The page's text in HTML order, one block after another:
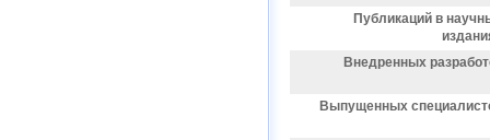
Публикаций в
Внедренных
Выпущенных